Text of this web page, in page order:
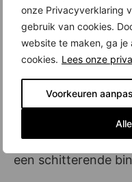
onze Privacyverklaring
gebruik van cookies.
website te maken, ga
cookies. Lees onze
Voorkeuren
Alle
opgeleverd
inbouwapparatuur,
sanitair en
vaak ook
alle
Over buiten
appartementen
een schitterende